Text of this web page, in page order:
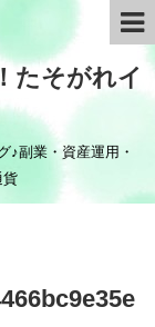
たそがれイ
♪副業・資産運用・
貨